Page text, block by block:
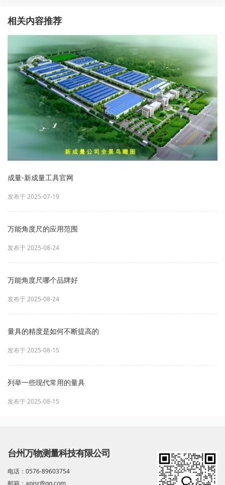
相关内容推荐
成量-新成量工具官网
发布于 2025-07-19
万能角度尺的应用范围
发布于 2025-08-24
万能角度尺哪个品牌好
发布于 2025-08-24
量具的精度是如何不断提高的
发布于 2025-08-15
列举一些现代常用的量具
发布于 2025-08-15
台州万物测量科技有限公司
电话：0576-89603754